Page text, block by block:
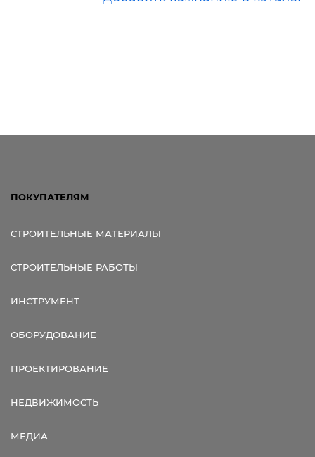
ПОКУПАТЕЛЯМ
СТРОИТЕЛЬНЫЕ МАТЕРИАЛЫ
СТРОИТЕЛЬНЫЕ РАБОТЫ
ИНСТРУМЕНТ
ОБОРУДОВАНИЕ
ПРОЕКТИРОВАНИЕ
НЕДВИЖИМОСТЬ
МЕДИА